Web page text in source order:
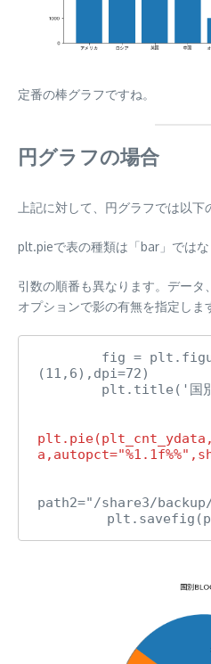
定番の棒グラフですね。
円グラフの場合
上記に対して、円グラフでは以下
plt.pieで表の種類は「bar」ではな
引数の順番も異なります。データ
オプションで影の有無を指定しま
(11,6),dpi=72)
path2="/share3/